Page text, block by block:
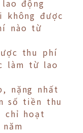
động
không được
nào từ
thu phí
làm từ lao
nặng nhất
số tiền thu
chỉ hoạt